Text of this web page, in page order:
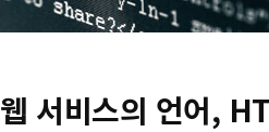
서비스의 언어,